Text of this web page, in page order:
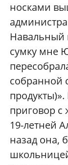
носками
Навальный
сумку мне
собранной
приговор
19-летней
назад она,